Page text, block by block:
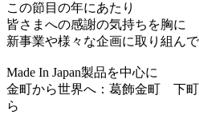
この節目の年にあたり
皆さまへの感謝の気持ちを胸に
新事業や様々な企画に取り組んで
Made In Japan製品を中心に
金町から世界へ：葛飾金町 下
ら